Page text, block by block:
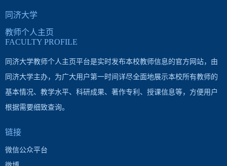
同济大学
教师个人主页
FACULTY PROFILE
同济大学教师个人主页平台是实时发布本校教师信息的官方网站，由
同济大学主办，为广大用户第一时间详尽全面地展示本校所有教师的
基本情况、教学水平、科研成果、著作专利、授课信息等，方便用户
根据需要细致查询。
链接
微信公众平台